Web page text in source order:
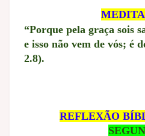
“Porque pela graça sois
e isso não vem de vós; é
2.8).
REFLEXÃO